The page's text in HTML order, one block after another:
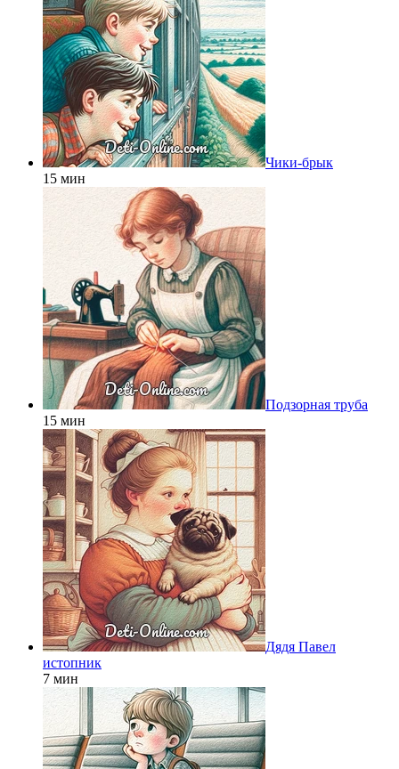
Чики-брык
15 мин
Подзорная труба
15 мин
Дядя Павел
истопник
7 мин